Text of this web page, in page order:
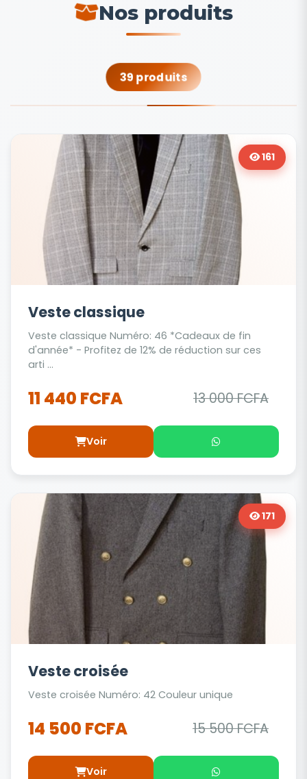
Nos produits
39 produits
161
Veste classique
Veste classique Numéro: 46 *Cadeaux de fin
d'année* - Profitez de 12% de réduction sur ces
arti ...
11 440 FCFA 13 000 FCFA
Voir
171
Veste croisée
Veste croisée Numéro: 42 Couleur unique
14 500 FCFA 15 500 FCFA
Voir